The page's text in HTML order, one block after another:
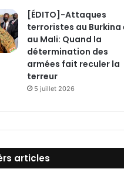
[ÉDITO]-Attaques
terroristes au Burkina
au Mali: Quand la
détermination des
armées fait reculer la
terreur
5 juillet 2026
articles